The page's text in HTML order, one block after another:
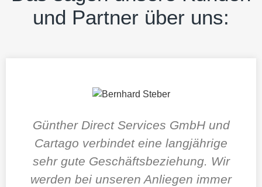
und Partner über uns:
Günther Direct Services GmbH und
Cartago verbindet eine langjährige
sehr gute Geschäftsbeziehung. Wir
werden bei unseren Anliegen immer